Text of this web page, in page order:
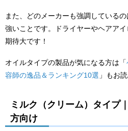
また、どのメーカーも強調している
強いことです。ドライヤーやヘアア
期待大です！
オイルタイプの製品が気になる方は「
容師の逸品＆ランキング10選 」もお
ミルク（クリーム）タイプ
方向け